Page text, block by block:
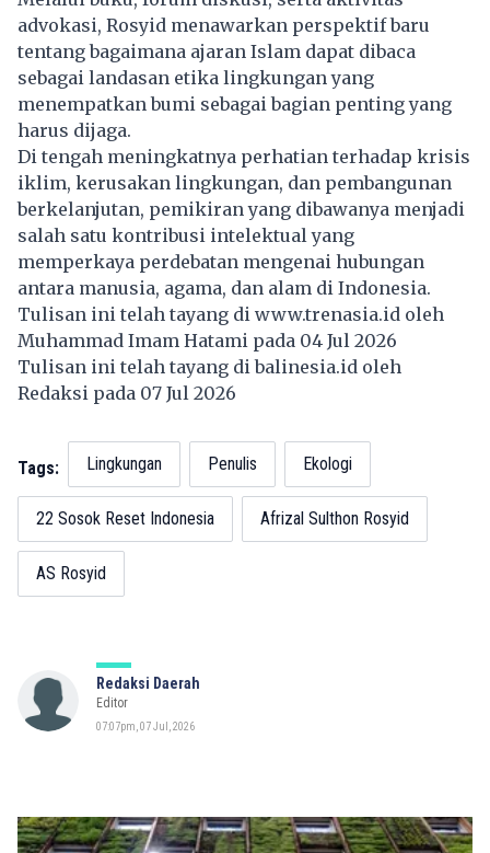
advokasi, Rosyid menawarkan perspektif baru
tentang bagaimana ajaran Islam dapat dibaca
sebagai landasan etika lingkungan yang
menempatkan bumi sebagai bagian penting yang
harus dijaga.
Di tengah meningkatnya perhatian terhadap krisis
iklim, kerusakan lingkungan, dan pembangunan
berkelanjutan, pemikiran yang dibawanya menjadi
salah satu kontribusi intelektual yang
memperkaya perdebatan mengenai hubungan
antara manusia, agama, dan alam di Indonesia.
Tulisan ini telah tayang di www.trenasia.id oleh
Muhammad Imam Hatami pada 04 Jul 2026
Tulisan ini telah tayang dibalinesia.id oleh
Redaksi pada 07 Jul 2026
Tags: Lingkungan Penulis Ekologi
22 Sosok Reset Indonesia Afrizal Sulthon Rosyid
AS Rosyid
Redaksi Daerah
Editor
07:07pm, 07 Jul, 2026